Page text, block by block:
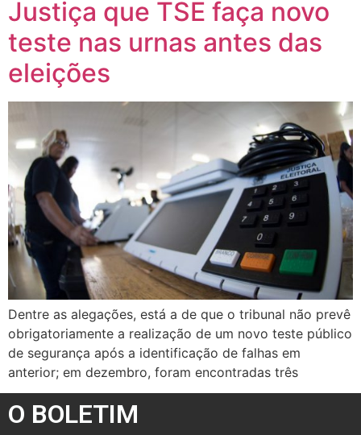
Justiça que TSE faça novo
teste nas urnas antes das
eleições
Dentre as alegações, está a de que o tribunal não prevê
obrigatoriamente a realização de um novo teste público
de segurança após a identificação de falhas em
anterior; em dezembro, foram encontradas três
O BOLETIM